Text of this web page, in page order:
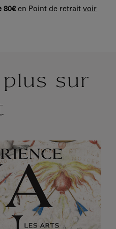
80€en Point de retrait voir
sur